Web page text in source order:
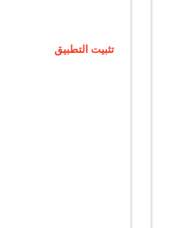
تثبيت التطبيق